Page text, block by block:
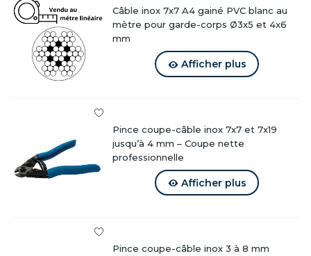
Ce câble est compatible avec :
Tendeurs inox
Embouts, serre-câbles et cosses cœur inox
filetés)
Supports et fixations de câble
Le choix du diamètre dépend de la charge, de la portée et
Pour réaliser votre garde-corps à câble
Ce câble est l’élément central d’une installation complète
Garde-corps à câble inox
Câble inox 7x7 A4 gainé PVC blanc au
mètre pour garde-corps Ø3x5 et 4x6
mm
Afficher plus
Pince coupe-câble inox 7x7 et 7x19
jusqu’à 4 mm – Coupe nette
professionnelle
Afficher plus
Pince coupe-câble inox 3 à 8 mm